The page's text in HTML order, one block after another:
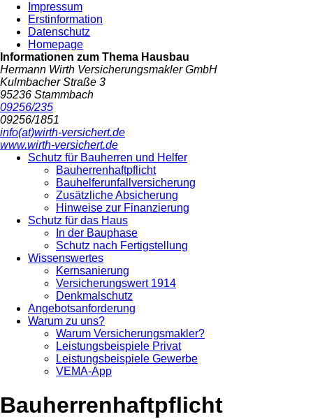
Impressum
Erstinformation
Datenschutz
Homepage
Informationen zum Thema Hausbau
Hermann Wirth Versicherungsmakler GmbH
Kulmbacher Straße 3
95236 Stammbach
09256/235
09256/1851
info(at)wirth-versichert.de
www.wirth-versichert.de
Schutz für Bauherren und Helfer
Bauherrenhaftpflicht
Bauhelferunfallversicherung
Zusätzliche Absicherung
Hinweise zur Finanzierung
Schutz für das Haus
In der Bauphase
Schutz nach Fertigstellung
Wissenswertes
Kernsanierung
Versicherungswert 1914
Denkmalschutz
Angebotsanforderung
Warum zu uns?
Warum Versicherungsmakler?
Leistungsbeispiele Privat
Leistungsbeispiele Gewerbe
VEMA-App
Bauherrenhaftpflicht